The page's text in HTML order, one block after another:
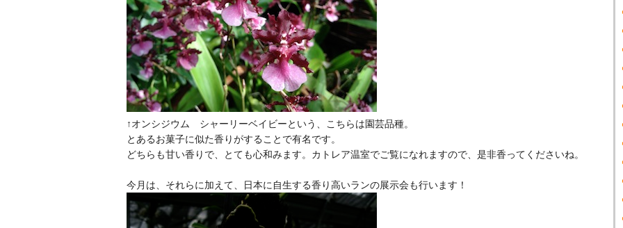
↑オンシジウム シャーリーベイビーという、こちらは園芸品種。
とあるお菓子に似た香りがすることで有名です。
どちらも甘い香りで、とても心和みます。カトレア温室でご覧になれますので、是非香ってくださいね。
今月は、それらに加えて、日本に自生する香り高いランの展示会も行います！